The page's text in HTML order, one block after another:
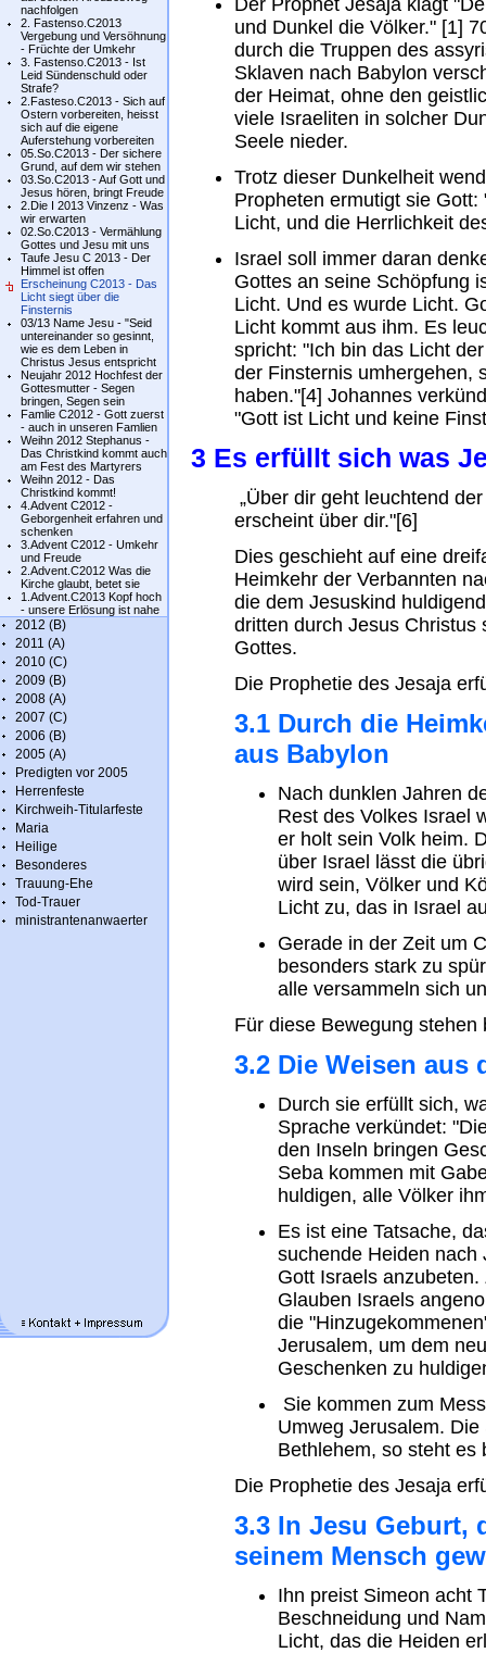
nachfolgen
2. Fastenso.C2013
Vergebung und Versöhnung
- Früchte der Umkehr
3. Fastenso.C2013 - Ist
Leid Sündenschuld oder
Strafe?
2.Fasteso.C2013 - Sich auf
Ostern vorbereiten, heisst
sich auf die eigene
Auferstehung vorbereiten
05.So.C2013 - Der sichere
Grund, auf dem wir stehen
03.So.C2013 - Auf Gott und
Jesus hören, bringt Freude
2.Die I 2013 Vinzenz - Was
wir erwarten
02.So.C2013 - Vermählung
Gottes und Jesu mit uns
Taufe Jesu C 2013 - Der
Himmel ist offen
Erscheinung C2013 - Das
Licht siegt über die
Finsternis
03/13 Name Jesu - "Seid
untereinander so gesinnt,
wie es dem Leben in
Christus Jesus entspricht
Neujahr 2012 Hochfest der
Gottesmutter - Segen
bringen, Segen sein
Famlie C2012 - Gott zuerst
- auch in unseren Famlien
Weihn 2012 Stephanus -
Das Christkind kommt auch
am Fest des Martyrers
Weihn 2012 - Das
Christkind kommt!
4.Advent C2012 -
Geborgenheit erfahren und
schenken
3.Advent C2012 - Umkehr
und Freude
2.Advent.C2012 Was die
Kirche glaubt, betet sie
1.Advent.C2013 Kopf hoch
- unsere Erlösung ist nahe
2012 (B)
2011 (A)
2010 (C)
2009 (B)
2008 (A)
2007 (C)
2006 (B)
2005 (A)
Predigten vor 2005
Herrenfeste
Kirchweih-Titularfeste
Maria
Heilige
Besonderes
Trauung-Ehe
Tod-Trauer
ministrantenanwaerter
Der Prophet Jesaja klagt
und Dunkel die Völker." [1]
durch die Truppen des
Sklaven nach Babylon
der Heimat, ohne den
viele Israeliten in solcher
Seele nieder.
Trotz dieser Dunkelheit
Propheten ermutigt sie
Licht, und die Herrlichkeit
Israel soll immer daran
Gottes an seine Schöpfung
Licht. Und es wurde Licht.
Licht kommt aus ihm. Es
spricht: "Ich bin das Licht
der Finsternis umhergehen,
haben."[4] Johannes
"Gott ist Licht und keine
3 Es erfüllt sich was
„Über dir geht leuchtend
erscheint über dir."[6]
Dies geschieht auf eine
Heimkehr der Verbannten
die dem Jesuskind
dritten durch Jesus Christus
Gottes.
Die Prophetie des Jesaja
3.1 Durch die
aus Babylon
Nach dunklen Jahren
Rest des Volkes Israel
er holt sein Volk heim.
über Israel lässt die
wird sein, Völker und
Licht zu, das in Israel
Gerade in der Zeit um
besonders stark zu
alle versammeln sich
Für diese Bewegung stehen
3.2 Die Weisen aus
Durch sie erfüllt sich,
Sprache verkündet:
den Inseln bringen
Seba kommen mit
huldigen, alle Völker
Es ist eine Tatsache,
suchende Heiden nach
Gott Israels
Glauben Israels
die
Jerusalem, um dem
Geschenken zu
Sie kommen zum
Umweg Jerusalem.
Bethlehem, so steht es
Die Prophetie des Jesaja
3.3 In Jesu Geburt,
seinem Mensch
Ihn preist Simeon acht
Beschneidung und
Licht, das die Heiden